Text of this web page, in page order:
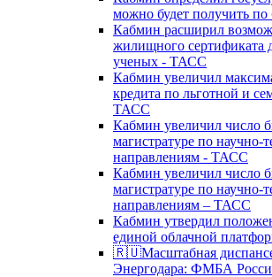
можно будет получить
Кабмин расширил
жилищного сертификата
ученых - ТАСС
Кабмин увеличил
кредита по льготной и
ТАСС
Кабмин увеличил число
магистратуре по научно-
направлениям - ТАСС
Кабмин увеличил число
магистратуре по научно-
направлениям – ТАСС
Кабмин утвердил
единой облачной
🇷🇺Масштабная
Энергодара: ФМБА